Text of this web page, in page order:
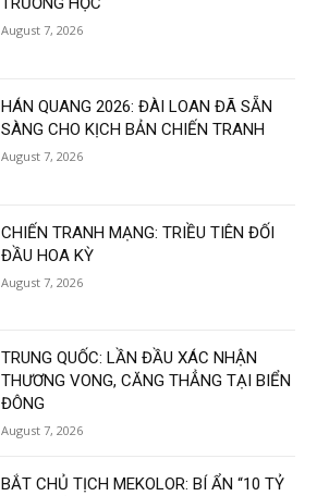
August 7, 2026
HÁN QUANG 2026: ĐÀI LOAN ĐÃ SẴN
SÀNG CHO KỊCH BẢN CHIẾN TRANH
August 7, 2026
CHIẾN TRANH MẠNG: TRIỀU TIÊN ĐỐI
ĐẦU HOA KỲ
August 7, 2026
TRUNG QUỐC: LẦN ĐẦU XÁC NHẬN
THƯƠNG VONG, CĂNG THẲNG TẠI BIỂN
ĐÔNG
August 7, 2026
BẮT CHỦ TỊCH MEKOLOR: BÍ ẨN “10 TỶ